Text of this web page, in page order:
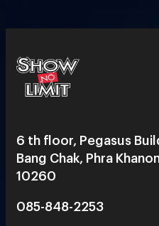
6 th floor, Pegasus
Bang Chak, Phra
10260
085-848-2253